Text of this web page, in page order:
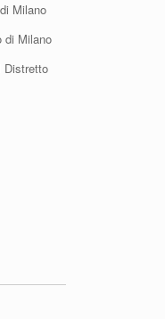
Milano
di Milano
Distretto